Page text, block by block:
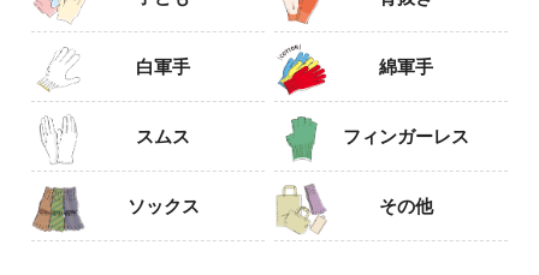
白軍手 綿軍手
スムス フィンガーレス
ソックス その他